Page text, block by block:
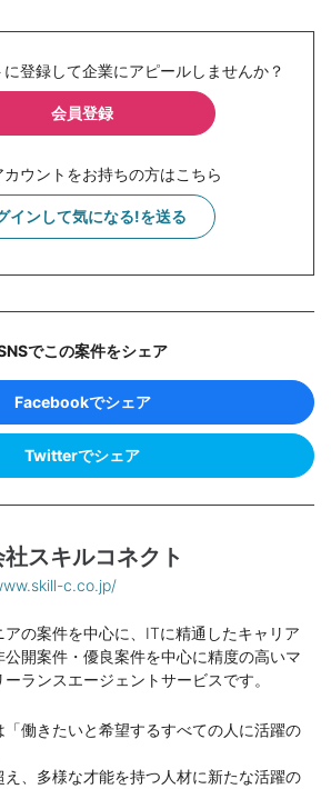
登録して企業にアピールしませんか？
会員登録
ウントをお持ちの方はこちら
インして気になる!を送る
でこの案件をシェア
Facebookでシェア
Twitterでシェア
スキルコネクト
c.co.jp/
の案件を中心に、ITに精通したキャリア
公開案件・優良案件を中心に精度の高いマ
ランスエージェントサービスです。
働きたいと希望するすべての人に活躍の
、多様な才能を持つ人材に新たな活躍の